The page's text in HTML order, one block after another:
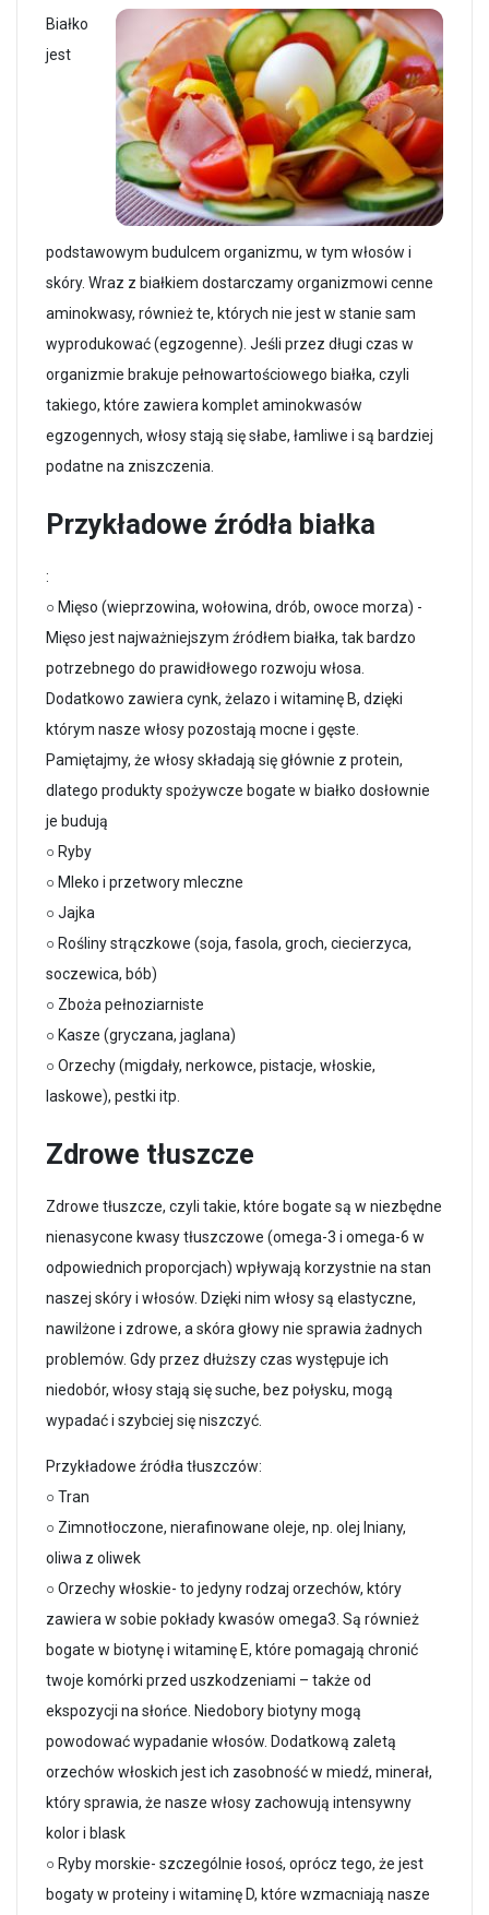
Białko
jest
podstawowym budulcem organizmu, w tym włosów i
skóry. Wraz z białkiem dostarczamy organizmowi cenne
aminokwasy, również te, których nie jest w stanie sam
wyprodukować (egzogenne). Jeśli przez długi czas w
organizmie brakuje pełnowartościowego białka, czyli
takiego, które zawiera komplet aminokwasów
egzogennych, włosy stają się słabe, łamliwe i są bardziej
podatne na zniszczenia.
Przykładowe źródła białka
:
○ Mięso (wieprzowina, wołowina, drób, owoce morza) -
Mięso jest najważniejszym źródłem białka, tak bardzo
potrzebnego do prawidłowego rozwoju włosa.
Dodatkowo zawiera cynk, żelazo i witaminę B, dzięki
którym nasze włosy pozostają mocne i gęste.
Pamiętajmy, że włosy składają się głównie z protein,
dlatego produkty spożywcze bogate w białko dosłownie
je budują
○ Ryby
○ Mleko i przetwory mleczne
○ Jajka
○ Rośliny strączkowe (soja, fasola, groch, ciecierzyca,
soczewica, bób)
○ Zboża pełnoziarniste
○ Kasze (gryczana, jaglana)
○ Orzechy (migdały, nerkowce, pistacje, włoskie,
laskowe), pestki itp.
Zdrowe tłuszcze
Zdrowe tłuszcze, czyli takie, które bogate są w niezbędne
nienasycone kwasy tłuszczowe (omega-3 i omega-6 w
odpowiednich proporcjach) wpływają korzystnie na stan
naszej skóry i włosów. Dzięki nim włosy są elastyczne,
nawilżone i zdrowe, a skóra głowy nie sprawia żadnych
problemów. Gdy przez dłuższy czas występuje ich
niedobór, włosy stają się suche, bez połysku, mogą
wypadać i szybciej się niszczyć.
Przykładowe źródła tłuszczów:
○ Tran
○ Zimnotłoczone, nierafinowane oleje, np. olej lniany,
oliwa z oliwek
○ Orzechy włoskie- to jedyny rodzaj orzechów, który
zawiera w sobie pokłady kwasów omega3. Są również
bogate w biotynę i witaminę E, które pomagają chronić
twoje komórki przed uszkodzeniami – także od
ekspozycji na słońce. Niedobory biotyny mogą
powodować wypadanie włosów. Dodatkową zaletą
orzechów włoskich jest ich zasobność w miedź, minerał,
który sprawia, że nasze włosy zachowują intensywny
kolor i blask
○ Ryby morskie- szczególnie łosoś, oprócz tego, że jest
bogaty w proteiny i witaminę D, które wzmacniają nasze